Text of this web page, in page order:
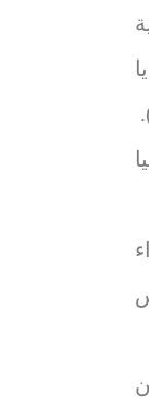
4 أجزاء